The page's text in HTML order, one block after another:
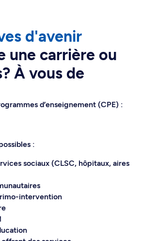
d'avenir
une carrière ou
À vous de
d’enseignement (CPE) :
:
sociaux (CLSC, hôpitaux, aires
intervention